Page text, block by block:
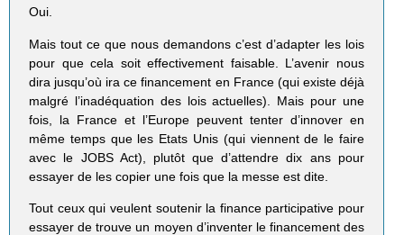
Oui.
Mais tout ce que nous demandons c’est d’adapter les lois
pour que cela soit effectivement faisable. L’avenir nous
dira jusqu’où ira ce financement en France (qui existe déjà
malgré l’inadéquation des lois actuelles). Mais pour une
fois, la France et l’Europe peuvent tenter d’innover en
même temps que les Etats Unis (qui viennent de le faire
avec le JOBS Act), plutôt que d’attendre dix ans pour
essayer de les copier une fois que la messe est dite.
Tout ceux qui veulent soutenir la finance participative pour
essayer de trouve un moyen d’inventer le financement des